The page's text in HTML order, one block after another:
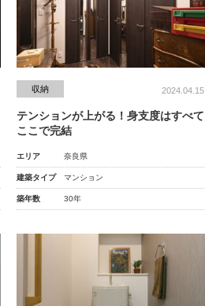
収納 2024.04.15
テンションが上がる！身支度はすべて
ここで完結
エリア 奈良県
建築タイプ マンション
築年数 30年